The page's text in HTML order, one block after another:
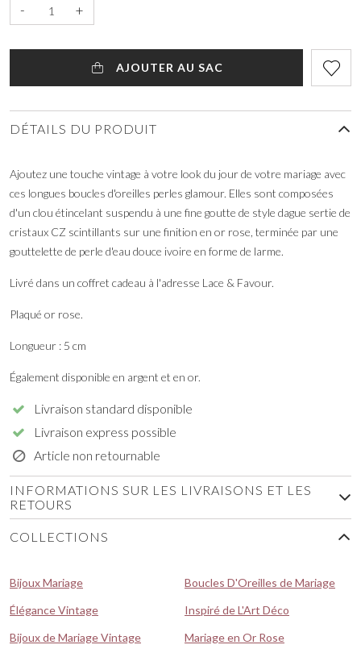
- +
AJOUTER AU SAC
DÉTAILS DU PRODUIT
Ajoutez une touche vintage à votre look du jour de votre mariage avec
ces longues boucles d'oreilles perles glamour. Elles sont composées
d'un clou étincelant suspendu à une fine goutte de style dague sertie de
cristaux CZ scintillants sur une finition en or rose, terminée par une
gouttelette de perle d'eau douce ivoire en forme de larme.
Livré dans un coffret cadeau à l'adresse Lace & Favour.
Plaqué or rose.
Longueur : 5 cm
Également disponible en argent et en or.
Livraison standard disponible
Livraison express possible
Article non retournable
INFORMATIONS SUR LES LIVRAISONS ET LES
RETOURS
COLLECTIONS
Bijoux Mariage
Boucles D'Oreilles de Mariage
Élégance Vintage
Inspiré de L'Art Déco
Bijoux de Mariage Vintage
Mariage en Or Rose